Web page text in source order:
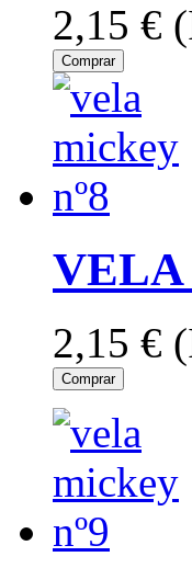
2,15 €
Comprar
VELA
2,15 €
Comprar